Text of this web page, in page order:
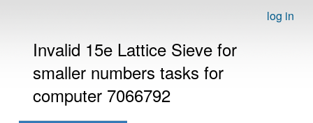
log in
Invalid 15e Lattice Sieve for
smaller numbers tasks for
computer 7066792